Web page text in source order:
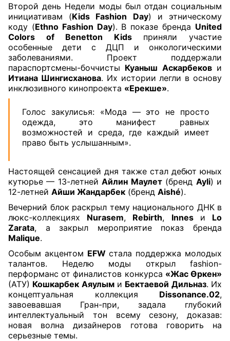
Второй день Недели моды был отдан социальным
инициативам (Kids Fashion Day) и этническому
коду (Ethno Fashion Day). В показе бренда United
Colors of Benetton Kidsприняли участие
особенные дети с ДЦП и онкологическими
заболеваниями. Проект поддержали
параспортсмены-боччисты Куаныш Аскарбекови
Итиана Шингисханова. Их истории легли в основу
инклюзивного кинопроекта «Ерекше».
Голос закулисья: «Мода — это не просто
одежда, это манифест равных
возможностей и среда, где каждый имеет
право быть услышанным».
Настоящей сенсацией дня также стал дебют юных
кутюрье — 13-летнейАйлин Маулет(бренд Ayli) и
12-летней Айши Жандарбек (бренд Aishé).
Вечерний блок раскрыл тему национального ДНК в
люкс-коллекциях Nurasem, Rebirth, Innesи Lo
Zarata, а закрыл мероприятие показ бренда
Malique.
Особым акцентом EFWстала поддержка молодых
талантов. Неделю моды открыл fashion-
перформанс от финалистов конкурса «Жас Өркен»
(АТУ) Кошкарбек Аяулыми Бектаевой Дильназ. Их
концептуальная коллекция Dissonance.02,
завоевавшая Гран-при, задала глубокий
интеллектуальный тон всему сезону, доказав:
новая волна дизайнеров готова говорить на
серьезные темы.